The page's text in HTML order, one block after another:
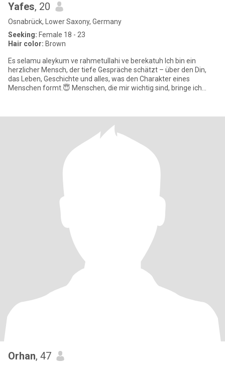
Yafes, 20
Osnabrück, Lower Saxony, Germany
Seeking: Female 18 - 23
Hair color: Brown
Es selamu aleykum ve rahmetullahi ve berekatuh Ich bin ein
herzlicher Mensch, der tiefe Gespräche schätzt – über den Din,
das Leben, Geschichte und alles, was den Charakter eines
Menschen formt.😇 Menschen, die mir wichtig sind, bringe ich
Orhan, 47